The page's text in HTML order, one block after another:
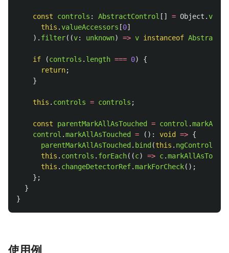
const controls : AbstractControl [] = Object .
this .valueAccessors [0]
). filter((v: unknown) => v instanceof
if (controls . length === 0)
{
return;
}
this . controls = controls ;
const parentMarkAllAsTouched = control .
control .markAllAsTouched = (): void => {
parentMarkAllAsTouched . bind (this . ngControl
this . controls . forEach((c) => c.
this . changeDetectorRef.markForCheck();
};
}
}
使用例